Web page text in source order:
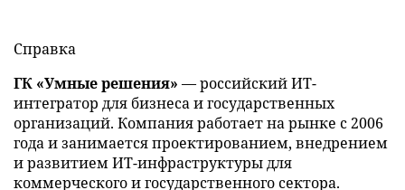
Справка
ГК «Умные решения» — российский ИТ-
интегратор для бизнеса и государственных
организаций. Компания работает на рынке с 2006
года и занимается проектированием, внедрением
и развитием ИТ-инфраструктуры для
коммерческого и государственного сектора.